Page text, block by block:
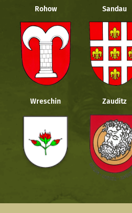
Rohow Sandau
Wreschin Zauditz